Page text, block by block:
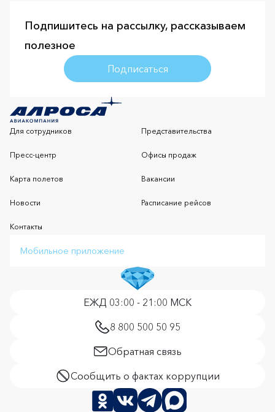
Подпишитесь на рассылку, рассказываем
полезное
Подписаться
Для сотрудников Представительства
Пресс-центр Офисы продаж
Карта полетов Вакансии
Новости Расписание рейсов
Контакты
Мобильное приложение
ЕЖД 03:00 - 21:00 МСК
8 800 500 50 95
Обратная связь
Сообщить о фактах коррупции